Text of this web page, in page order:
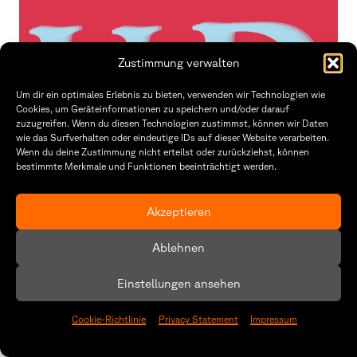
Zustimmung verwalten
Um dir ein optimales Erlebnis zu bieten, verwenden wir Technologien wie
Cookies, um Geräteinformationen zu speichern und/oder darauf
zuzugreifen. Wenn du diesen Technologien zustimmst, können wir Daten
wie das Surfverhalten oder eindeutige IDs auf dieser Website verarbeiten.
Wenn du deine Zustimmung nicht erteilst oder zurückziehst, können
bestimmte Merkmale und Funktionen beeinträchtigt werden.
Akzeptieren
Ablehnen
Einstellungen ansehen
Cookie-Richtlinie Privacy Statement Impressum
35. Umsonst & Draußen Festival Würzburg